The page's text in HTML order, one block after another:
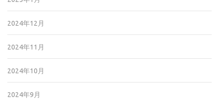
2024年12月
2024年11月
2024年10月
2024年9月